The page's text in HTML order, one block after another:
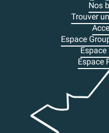
Nos
Trouver
Espace
Espace